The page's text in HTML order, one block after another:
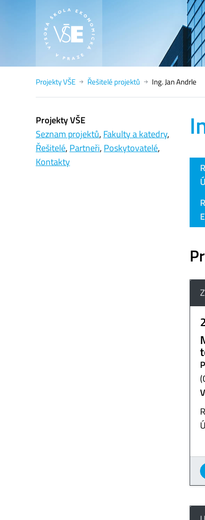
Projekty VŠE Řešitelé projektů Ing. Jan Andrle
Projekty VŠE
Seznam projektů, Fakulty a katedry,
Řešitelé, Partneři, Poskytovatelé,
Kontakty